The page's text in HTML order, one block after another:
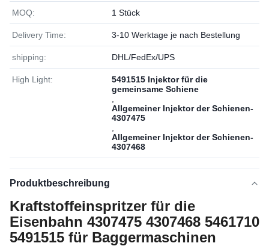
MOQ: 1 Stück
Delivery Time: 3-10 Werktage je nach Bestellung
shipping: DHL/FedEx/UPS
High Light:
5491515 Injektor für die
gemeinsame Schiene
Allgemeiner Injektor der Schienen-
4307475
Allgemeiner Injektor der Schienen-
4307468
Produktbeschreibung
Kraftstoffeinspritzer für die
Eisenbahn 4307475 4307468 5461710
5491515 für Baggermaschinen